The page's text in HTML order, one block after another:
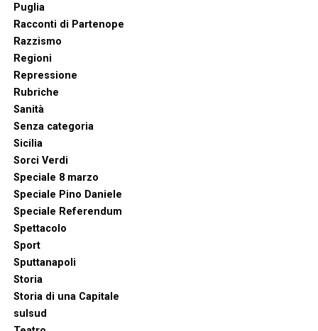
Puglia
Racconti di Partenope
Razzismo
Regioni
Repressione
Rubriche
Sanità
Senza categoria
Sicilia
Sorci Verdi
Speciale 8 marzo
Speciale Pino Daniele
Speciale Referendum
Spettacolo
Sport
Sputtanapoli
Storia
Storia di una Capitale
sulsud